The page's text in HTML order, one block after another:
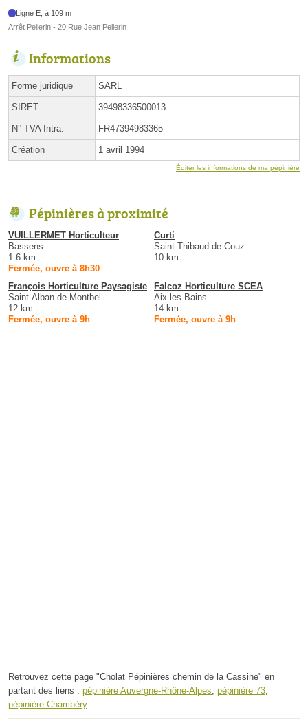
Ligne E, à 109 m
Arrêt Pellerin - 20 Rue Jean Pellerin
Informations
Forme juridique SARL
SIRET 39498336500013
N° TVA Intra. FR47394983365
Création 1 avril 1994
Éditer les informations de ma pépinière
Pépinières à proximité
VUILLERMET Horticulteur
Bassens
1.6 km
Fermée, ouvre à 8h30
Curti
Saint-Thibaud-de-Couz
10 km
François Horticulture Paysagiste
Saint-Alban-de-Montbel
12 km
Fermée, ouvre à 9h
Falcoz Horticulture SCEA
Aix-les-Bains
14 km
Fermée, ouvre à 9h
Retrouvez cette page "Cholat Pépinières chemin de la Cassine" en
partant des liens : pépinière Auvergne-Rhône-Alpes, pépinière 73,
pépinière Chambéry.